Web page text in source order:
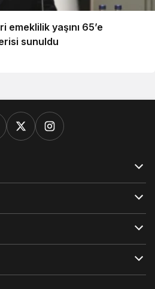
emeklilik yaşını 65’e
sunuldu